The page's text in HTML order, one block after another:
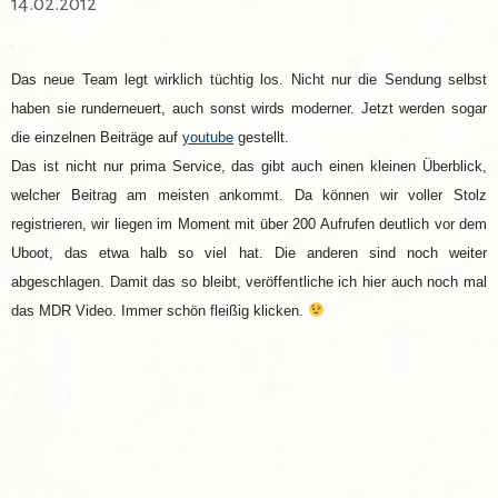
Das neue Team legt wirklich tüchtig los. Nicht nur die Sendung selbst
haben sie runderneuert, auch sonst wirds moderner. Jetzt werden sogar
die einzelnen Beiträge auf youtube gestellt.
Das ist nicht nur prima Service, das gibt auch einen kleinen Überblick,
welcher Beitrag am meisten ankommt. Da können wir voller Stolz
registrieren, wir liegen im Moment mit über 200 Aufrufen deutlich vor dem
Uboot, das etwa halb so viel hat. Die anderen sind noch weiter
abgeschlagen. Damit das so bleibt, veröffentliche ich hier auch noch mal
das MDR Video. Immer schön fleißig klicken.